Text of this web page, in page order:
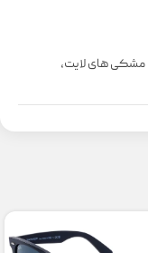
مشکی های لایت,